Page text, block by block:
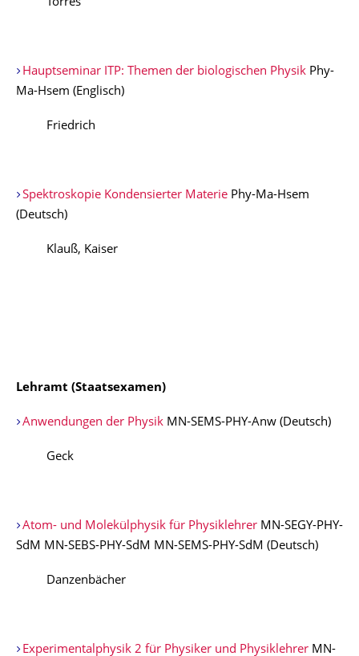
Torres
Hauptseminar ITP: Themen der biologischen Physik Phy-
Ma-Hsem (Englisch)
Friedrich
Spektroskopie Kondensierter Materie Phy-Ma-Hsem
(Deutsch)
Klauß, Kaiser
Lehramt (Staatsexamen)
Anwendungen der Physik MN-SEMS-PHY-Anw (Deutsch)
Geck
Atom- und Molekülphysik für Physiklehrer MN-SEGY-PHY-
SdM MN-SEBS-PHY-SdM MN-SEMS-PHY-SdM (Deutsch)
Danzenbächer
Experimentalphysik 2 für Physiker und Physiklehrer MN-